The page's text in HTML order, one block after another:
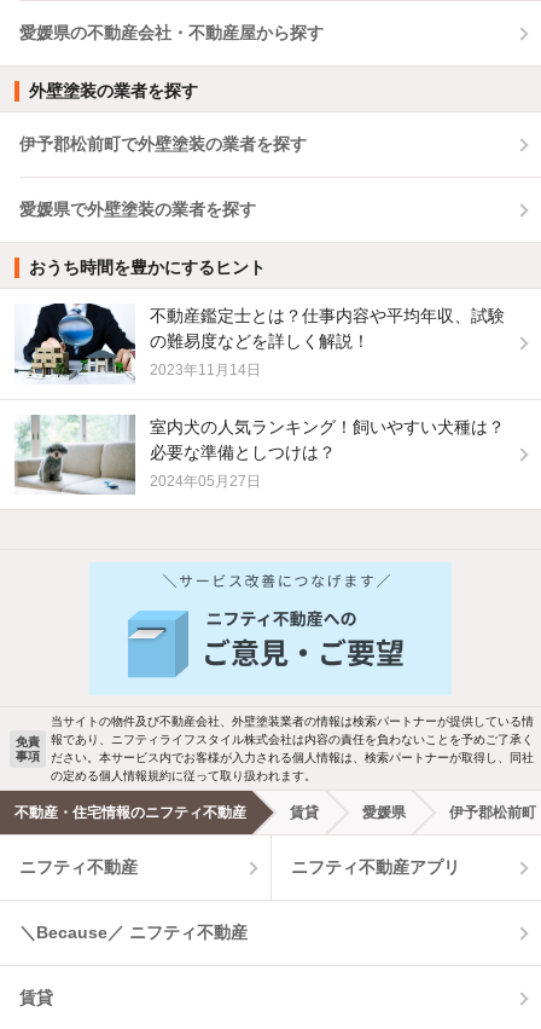
愛媛県の不動産会社・不動産屋から探す
外壁塗装の業者を探す
伊予郡松前町で外壁塗装の業者を探す
愛媛県で外壁塗装の業者を探す
おうち時間を豊かにするヒント
不動産鑑定士とは？仕事内容や平均年収、試験
の難易度などを詳しく解説！
2023年11月14日
室内犬の人気ランキング！飼いやすい犬種は？
必要な準備としつけは？
2024年05月27日
他の人はこんな条件で絞り込んでいます！
バス・トイレ別 2階以上
洗濯機置場あり 独立洗面台
エアコンあり 都市ガス
温水洗浄便座 オートロック
コンロ2口以上
免責
事項
当サイトの物件及び不動産会社、外壁塗装業者の情報は検索パートナーが提供している情
報であり、ニフティライフスタイル株式会社は内容の責任を負わないことを予めご了承く
ださい。本サービス内でお客様が入力される個人情報は、検索パートナーが取得し、同社
の定める個人情報規約に従って取り扱われます。
不動産・住宅情報のニフティ不動産 賃貸 愛媛県 伊予郡松前町
ニフティ不動産 ニフティ不動産アプリ
＼Because／ ニフティ不動産
賃貸